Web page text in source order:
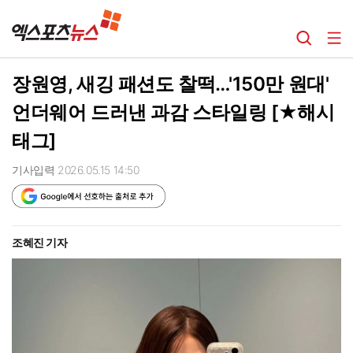
장원영, 새깅 패션도 찰떡…'150만 원대'
언더웨어 드러낸 과감 스타일링 [★해시
태그]
기사입력 2026.05.15 14:50
조혜진 기자